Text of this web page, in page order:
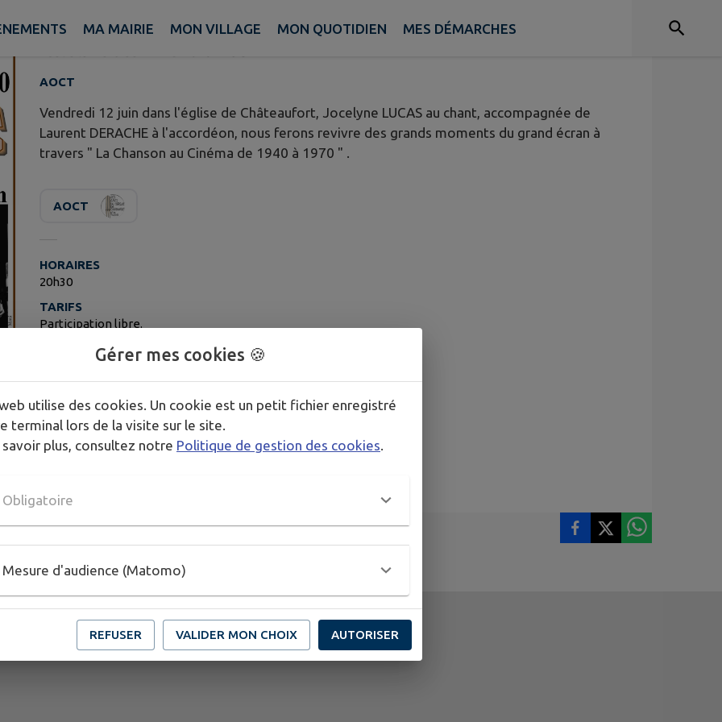
MA MAIRIE MON VILLAGE MON QUOTIDIEN MES DÉMARCHES
1970
AOCT
Vendredi 12 juin dans l'église de Châteaufort, Jocelyne LUCAS au chant, accompagnée de
Laurent DERACHE à l'accordéon, nous ferons revivre des grands moments du grand écran à
travers " La Chanson au Cinéma de 1940 à 1970 " .
AOCT
HORAIRES
20h30
TARIFS
Participation libre.
Publié par AOCT
PLUS D'INFORMATIONS
http://aoct.free.fr/
Gérer mes cookies 🍪
utilise des cookies. Un cookie est un petit fichier enregistré
terminal lors de la visite sur le site.
savoir plus, consultez notre Politique de gestion des cookies
Obligatoire
Mesure d'audience (Matomo)
REFUSER VALIDER MON CHOIX AUTORISER